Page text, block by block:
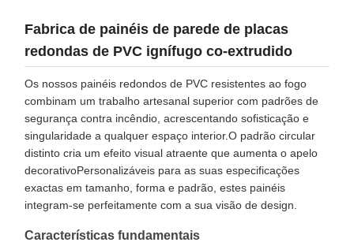
Fabrica de painéis de parede de placas
redondas de PVC ignífugo co-extrudido
Os nossos painéis redondos de PVC resistentes ao fogo
combinam um trabalho artesanal superior com padrões de
segurança contra incêndio, acrescentando sofisticação e
singularidade a qualquer espaço interior.O padrão circular
distinto cria um efeito visual atraente que aumenta o apelo
decorativoPersonalizáveis para as suas especificações
exactas em tamanho, forma e padrão, estes painéis
integram-se perfeitamente com a sua visão de design.
Características fundamentais